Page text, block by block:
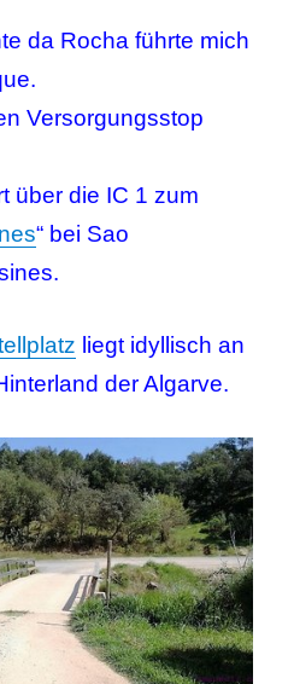
da Rocha führte mich
Versorgungsstop
über die IC 1 zum
“ bei Sao
liegt idyllisch an
der Algarve.